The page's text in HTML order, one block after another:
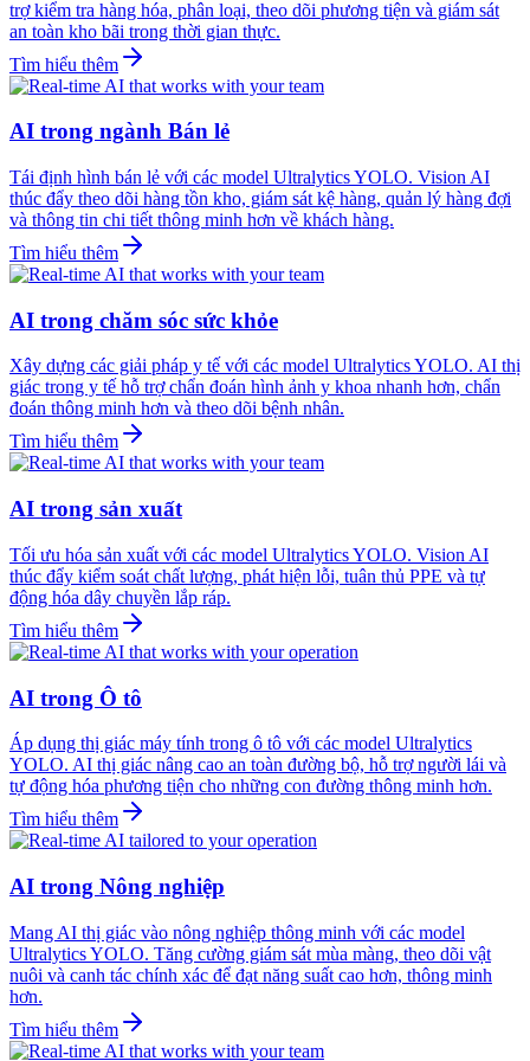
trợ kiểm tra hàng hóa, phân loại, theo dõi phương tiện và giám sát
an toàn kho bãi trong thời gian thực.
Tìm hiểu thêm
AI trong ngành Bán lẻ
Tái định hình bán lẻ với các model Ultralytics YOLO. Vision AI
thúc đẩy theo dõi hàng tồn kho, giám sát kệ hàng, quản lý hàng đợi
và thông tin chi tiết thông minh hơn về khách hàng.
Tìm hiểu thêm
AI trong chăm sóc sức khỏe
Xây dựng các giải pháp y tế với các model Ultralytics YOLO. AI thị
giác trong y tế hỗ trợ chẩn đoán hình ảnh y khoa nhanh hơn, chẩn
đoán thông minh hơn và theo dõi bệnh nhân.
Tìm hiểu thêm
AI trong sản xuất
Tối ưu hóa sản xuất với các model Ultralytics YOLO. Vision AI
thúc đẩy kiểm soát chất lượng, phát hiện lỗi, tuân thủ PPE và tự
động hóa dây chuyền lắp ráp.
Tìm hiểu thêm
AI trong Ô tô
Áp dụng thị giác máy tính trong ô tô với các model Ultralytics
YOLO. AI thị giác nâng cao an toàn đường bộ, hỗ trợ người lái và
tự động hóa phương tiện cho những con đường thông minh hơn.
Tìm hiểu thêm
AI trong Nông nghiệp
Mang AI thị giác vào nông nghiệp thông minh với các model
Ultralytics YOLO. Tăng cường giám sát mùa màng, theo dõi vật
nuôi và canh tác chính xác để đạt năng suất cao hơn, thông minh
hơn.
Tìm hiểu thêm